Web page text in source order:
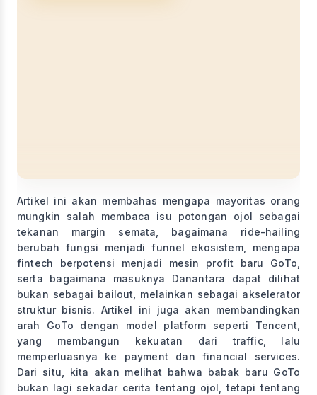
Artikel ini akan membahas mengapa mayoritas orang
mungkin salah membaca isu potongan ojol sebagai
tekanan margin semata, bagaimana ride-hailing
berubah fungsi menjadi funnel ekosistem, mengapa
fintech berpotensi menjadi mesin profit baru GoTo,
serta bagaimana masuknya Danantara dapat dilihat
bukan sebagai bailout, melainkan sebagai akselerator
struktur bisnis. Artikel ini juga akan membandingkan
arah GoTo dengan model platform seperti Tencent,
yang membangun kekuatan dari traffic, lalu
memperluasnya ke payment dan financial services.
Dari situ, kita akan melihat bahwa babak baru GoTo
bukan lagi sekadar cerita tentang ojol, tetapi tentang